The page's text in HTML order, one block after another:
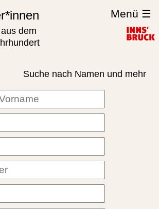
dem
Menü ☰
Suche nach Namen und mehr